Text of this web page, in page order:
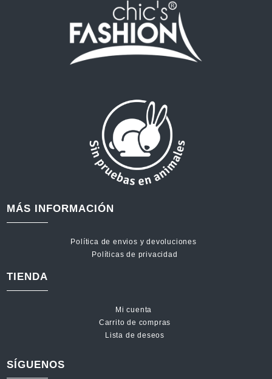
MÁS INFORMACIÓN
Política de envios y devoluciones
Políticas de privacidad
TIENDA
Mi cuenta
Carrito de compras
Lista de deseos
SÍGUENOS